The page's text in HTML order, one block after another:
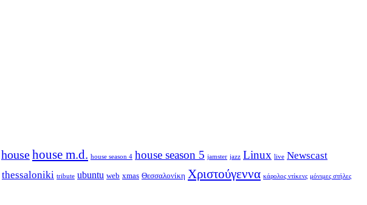
househouse m.d. house season 4 house season 5 jamster jazz Linux live Newscast
thessaloniki tribute ubuntu web xmas Θεσσαλονίκη Χριστούγεννα κάρολος ντίκενς μόνιμες στήλες